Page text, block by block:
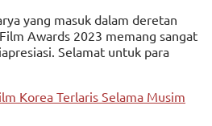
yang masuk dalam deretan
Awards 2023 memang sangat
Selamat untuk para
Korea Terlaris Selama Musim